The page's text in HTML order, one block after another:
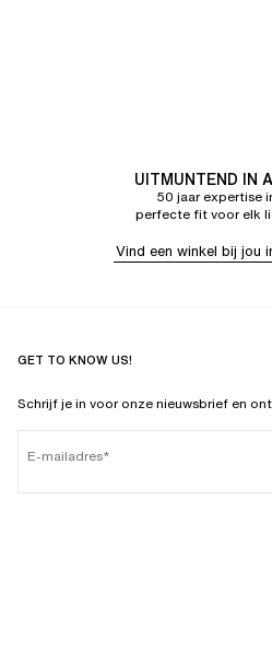
UITMUNTEND IN
50 jaar expertise
perfecte fit voor elk
Vind een winkel bij jou
GET TO KNOW US!
Schrijf je in voor onze nieuwsbrief en
E-mailadres